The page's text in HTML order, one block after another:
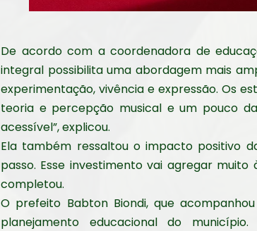
De acordo com a coordenadora de
integral possibilita uma abordagem mais
experimentação, vivência e expressão. Os
teoria e percepção musical e um pouco
acessível”, explicou.
Ela também ressaltou o impacto positivo
passo. Esse investimento vai agregar
completou.
O prefeito Babton Biondi, que
planejamento educacional do